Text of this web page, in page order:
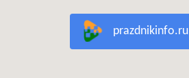
prazdnikinfo.ru